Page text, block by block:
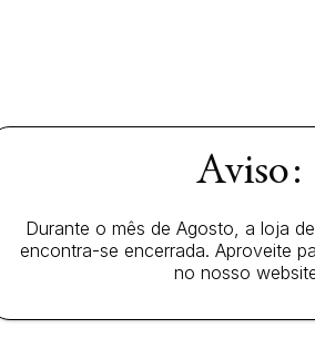
Aviso:
Durante o mês de Agosto, a loja
encontra-se encerrada. Aproveite
no nosso